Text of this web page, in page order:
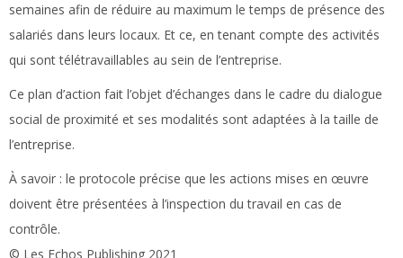
semaines afin de réduire au maximum le temps de présence des
salariés dans leurs locaux. Et ce, en tenant compte des activités
qui sont télétravaillables au sein de l’entreprise.
Ce plan d’action fait l’objet d’échanges dans le cadre du dialogue
social de proximité et ses modalités sont adaptées à la taille de
l’entreprise.
À savoir : le protocole précise que les actions mises en œuvre
doivent être présentées à l’inspection du travail en cas de
contrôle.
© Les Echos Publishing 2021